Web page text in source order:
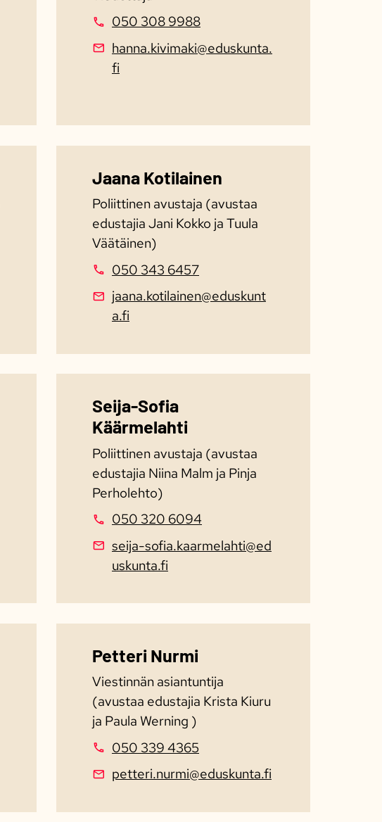
050 308 9988
hanna.kivimaki@eduskunta.
fi
Jaana Kotilainen
Poliittinen avustaja (avustaa
edustajia Jani Kokko ja Tuula
Väätäinen)
050 343 6457
jaana.kotilainen@eduskunt
a.fi
Seija-Sofia
Käärmelahti
Poliittinen avustaja (avustaa
edustajia Niina Malm ja Pinja
Perholehto)
050 320 6094
seija-sofia.kaarmelahti@ed
uskunta.fi
Petteri Nurmi
Viestinnän asiantuntija
(avustaa edustajia Krista Kiuru
ja Paula Werning )
050 339 4365
petteri.nurmi@eduskunta.fi